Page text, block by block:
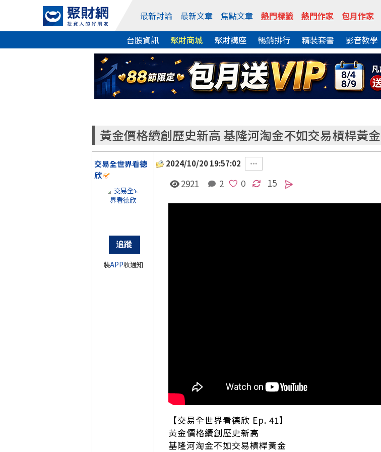
最新討論 最新文章 焦點文章 熱門標籤 熱門作家 包月作家
台股資訊 聚財商城 聚財講座 暢銷排行 精裝套書 影音教學
黃金價格續創歷史新高 基隆河淘金不如交易槓桿黃金
交易全世界看德
欣
裝APP收通知
2024/10/20 19:57:02
2921 2 15
【交易全世界看德欣 Ep. 41】
黃金價格續創歷史新高
基隆河淘金不如交易槓桿黃金